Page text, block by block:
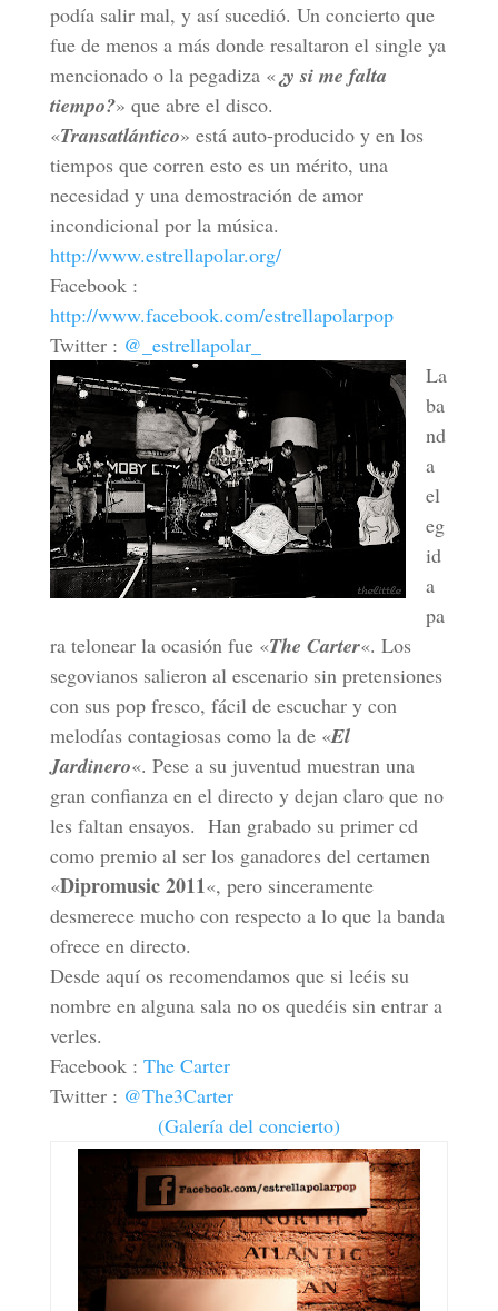
podía salir mal, y así sucedió. Un concierto que
fue de menos a más donde resaltaron el single ya
mencionado o la pegadiza «¿y si me falta
tiempo?» que abre el disco.
«Transatlántico» está auto-producido y en los
tiempos que corren esto es un mérito, una
necesidad y una demostración de amor
incondicional por la música.
http://www.estrellapolar.org/
Facebook :
http://www.facebook.com/estrellapolarpop
Twitter : @_estrellapolar_
La
ba
nd
a
el
eg
id
a
pa
ra telonear la ocasión fue «The Carter«. Los
segovianos salieron al escenario sin pretensiones
con sus pop fresco, fácil de escuchar y con
melodías contagiosas como la de «El
Jardinero«. Pese a su juventud muestran una
gran confianza en el directo y dejan claro que no
les faltan ensayos. Han grabado su primer cd
como premio al ser los ganadores del certamen
«Dipromusic 2011«, pero sinceramente
desmerece mucho con respecto a lo que la banda
ofrece en directo.
Desde aquí os recomendamos que si leéis su
nombre en alguna sala no os quedéis sin entrar a
verles.
Facebook : The Carter
Twitter : @The3Carter
(Galería del concierto)